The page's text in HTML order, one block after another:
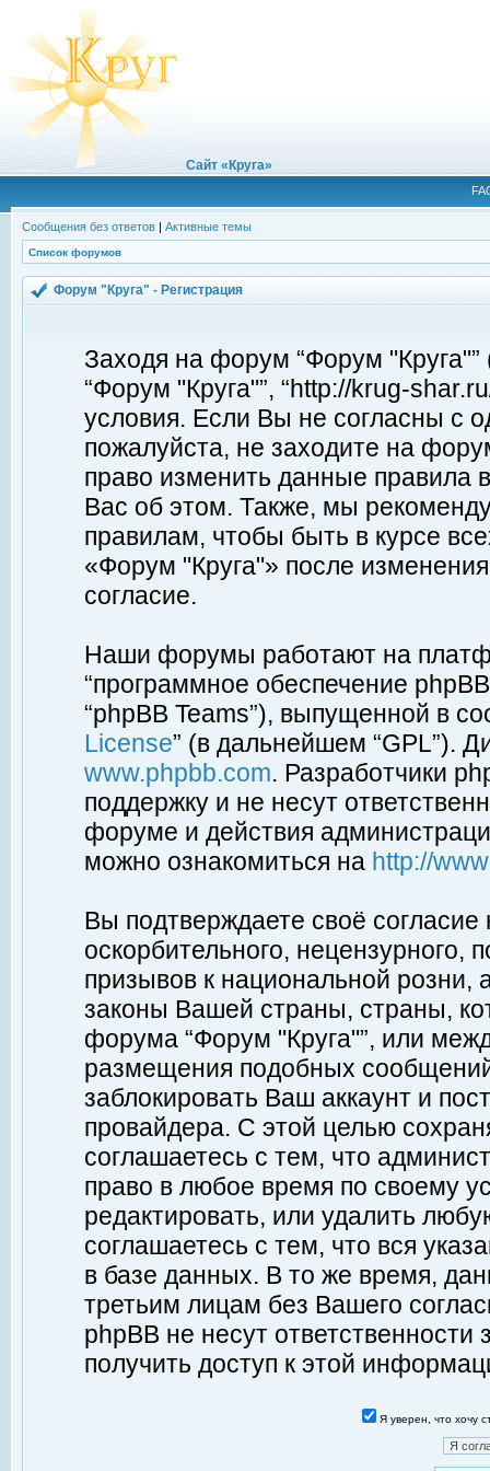
Сайт «Круга»
Сообщения без ответов | Активные темы
Список форумов
Форум "Круга" - Регистрация
Заходя на форум “Форум
“Форум "Круга"”, “http://krug-
условия. Если Вы не согласны с
пожалуйста, не заходите на
право изменить данные правила
Вас об этом. Также, мы
правилам, чтобы быть в курсе
«Форум "Круга"» после
согласие.
Наши форумы работают на
“программное обеспечение
“phpBB Teams”), выпущенной в
License” (в дальнейшем “GPL”).
www.phpbb.com. Разработчики
поддержку и не несут
форуме и действия
можно ознакомиться на http://
Вы подтверждаете своё
оскорбительного, нецензурного,
призывов к национальной
законы Вашей страны, страны,
форума “Форум "Круга"”, или
размещения подобных
заблокировать Ваш аккаунт и
провайдера. С этой целью
соглашаетесь с тем, что
право в любое время по своему
редактировать, или удалить
соглашаетесь с тем, что вся
в базе данных. В то же время,
третьим лицам без Вашего
phpBB не несут ответственности
получить доступ к этой
Я уверен, что хочу